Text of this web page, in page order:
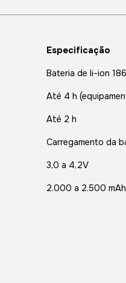
Especificação
Bateria de li-ion
Até 4 h
Até 2 h
Carregamento da
3,0 a 4,2V
2.000 a 2.500 mAh